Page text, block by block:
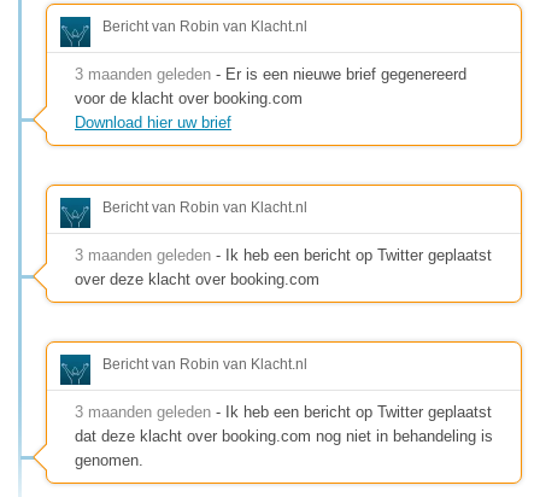
Bericht van Robin van Klacht.nl
3 maanden geleden - Er is een nieuwe brief gegenereerd
voor de klacht over booking.com
Download hier uw brief
Bericht van Robin van Klacht.nl
3 maanden geleden - Ik heb een bericht op Twitter geplaatst
over deze klacht over booking.com
Bericht van Robin van Klacht.nl
3 maanden geleden - Ik heb een bericht op Twitter geplaatst
dat deze klacht over booking.com nog niet in behandeling is
genomen.